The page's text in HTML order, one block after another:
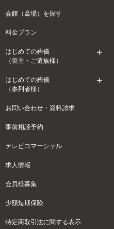
会館（斎場）を探す
料金プラン
はじめての葬儀
（喪主・ご遺族様）
はじめての葬儀
（参列者様）
お問い合わせ・資料請求
事前相談予約
テレビコマーシャル
求人情報
会員様募集
少額短期保険
特定商取引法に関する表示